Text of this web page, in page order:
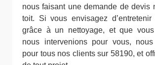
nous faisant une demande de devis
toit. Si vous envisagez d’entretenir
grâce à un nettoyage, et que
nous intervenions pour vous, nous
pour tous nos clients sur 58190, et